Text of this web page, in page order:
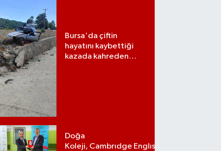
Bursa'da çiftin
hayatını kaybettiği
kazada kahreden
Doğa
Koleji, Cambrıdge Englısh Platınum